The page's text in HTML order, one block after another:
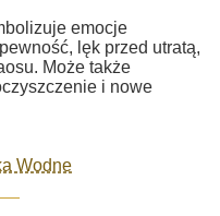
emocje
lęk przed utratą,
Może także
i nowe
Wodne